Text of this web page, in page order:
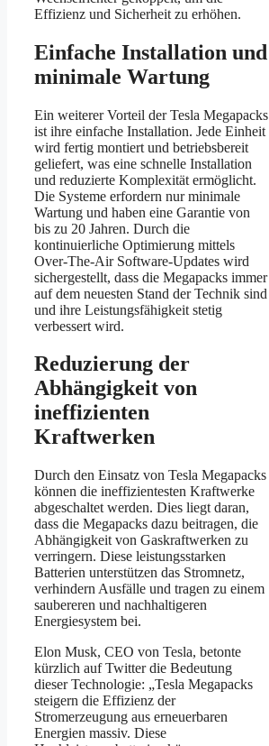
Effizienz und Sicherheit zu erhöhen.
Einfache Installation und
minimale Wartung
Ein weiterer Vorteil der Tesla Megapacks
ist ihre einfache Installation. Jede Einheit
wird fertig montiert und betriebsbereit
geliefert, was eine schnelle Installation
und reduzierte Komplexität ermöglicht.
Die Systeme erfordern nur minimale
Wartung und haben eine Garantie von
bis zu 20 Jahren. Durch die
kontinuierliche Optimierung mittels
Over-The-Air Software-Updates wird
sichergestellt, dass die Megapacks immer
auf dem neuesten Stand der Technik sind
und ihre Leistungsfähigkeit stetig
verbessert wird.
Reduzierung der
Abhängigkeit von
ineffizienten
Kraftwerken
Durch den Einsatz von Tesla Megapacks
können die ineffizientesten Kraftwerke
abgeschaltet werden. Dies liegt daran,
dass die Megapacks dazu beitragen, die
Abhängigkeit von Gaskraftwerken zu
verringern. Diese leistungsstarken
Batterien unterstützen das Stromnetz,
verhindern Ausfälle und tragen zu einem
saubereren und nachhaltigeren
Energiesystem bei.
Elon Musk, CEO von Tesla, betonte
kürzlich auf Twitter die Bedeutung
dieser Technologie: „Tesla Megapacks
steigern die Effizienz der
Stromerzeugung aus erneuerbaren
Energien massiv. Diese